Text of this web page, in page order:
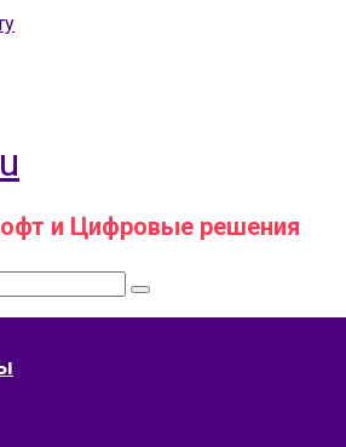
и Цифровые решения